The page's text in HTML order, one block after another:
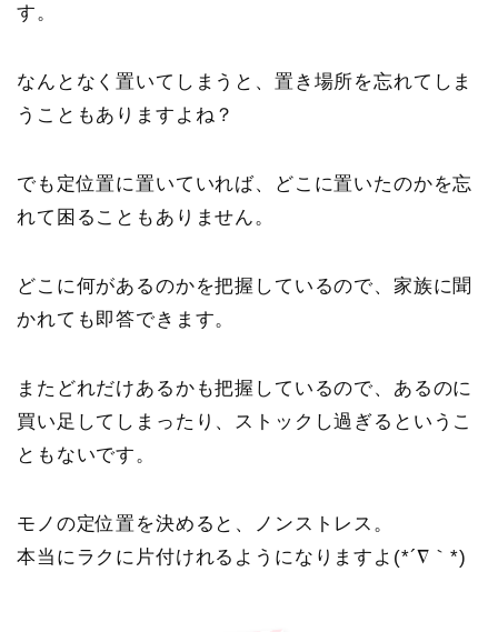
す。
なんとなく置いてしまうと、置き場所を忘れてしま
うこともありますよね？
でも定位置に置いていれば、どこに置いたのかを忘
れて困ることもありません。
どこに何があるのかを把握しているので、家族に聞
かれても即答できます。
またどれだけあるかも把握しているので、あるのに
買い足してしまったり、ストックし過ぎるというこ
ともないです。
モノの定位置を決めると、ノンストレス。
本当にラクに片付けれるようになりますよ(*´∇｀*)